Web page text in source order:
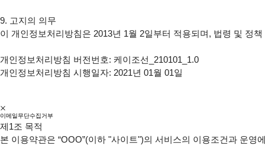
9. 고지의 의무
이 개인정보처리방침은 2013년 1월 2일부터 적용되며, 법령 및 정
개인정보처리방침 버전번호: 케이조선_210101_1.0
개인정보처리방침 시행일자: 2021년 01월 01일
이메일무단수집거부
제1조 목적
본 이용약관은 “OOO”(이하 "사이트")의 서비스의 이용조건과 운영